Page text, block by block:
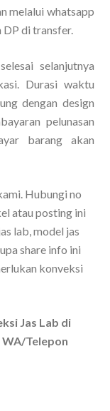
melalui whatsapp
DP di transfer.
selanjutnya
Durasi waktu
dengan design
pelunasan
barang akan
Hubungi no
atau posting ini
lab, model jas
share info ini
konveksi
Jas Lab di
Telepon